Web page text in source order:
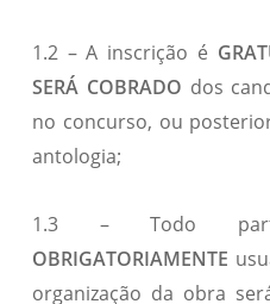
1.2 – A inscrição é
SERÁ COBRADO dos
no concurso, ou
antologia;
1.3 – Todo
OBRIGATORIAMENTE
organização da obra